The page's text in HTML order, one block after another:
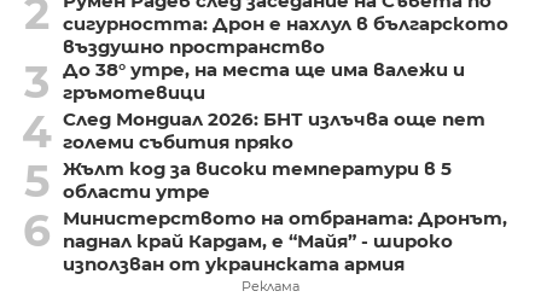
2
сигурността: Дрон е нахлул в българското
въздушно пространство
3
До 38° утре, на места ще има валежи и
гръмотевици
4 След Мондиал 2026: БНТ излъчва още пет
големи събития пряко
5 Жълт код за високи температури в 5
области утре
6
Министерството на отбраната: Дронът,
паднал край Кардам, е “Майя” - широко
използван от украинската армия
Реклама